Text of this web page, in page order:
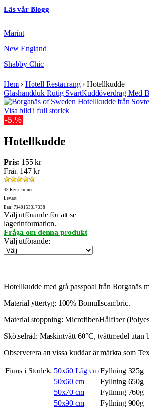
Läs vår Blogg
Marint
New England
Shabby Chic
Hem › Hotell Restaurang › Hotellkudde
Glashandduk Rutig SvartKuddöverdrag Med
Visa bild i full storlek
-5.%
Hotellkudde
Pris: 155 kr
Från 147 kr
45 Recensioner
Lev.art:
Ean: 7340153317338
Välj utförande för att se
lagerinformation.
Fråga om denna produkt
Välj utförande:
Hotellkudde med grå passpoal från Borganäs
Material yttertyg: 100% Bomullscambric.
Material stoppning: Microfiber/Hålfiber
Skötselråd: Maskintvätt 60°C, tvättmedel
Observerera att vissa kuddar är märkta som
Finns i Storlek: 50x60 Låg cm Fyllning 325g
50x60 cm
Fyllning 650g
50x70 cm
Fyllning 760g
50x90 cm
Fyllning 900g